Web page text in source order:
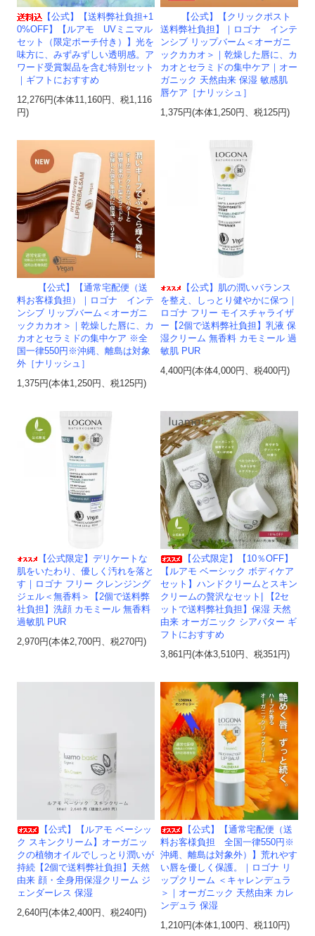
【公式】【送料弊社負担+1
0%OFF】【ルアモ UVミニマル
セット（限定ポーチ付き）】光を
味方に、みずみずしい透明感。ア
ワード受賞製品を含む特別セット
｜ギフトにおすすめ
12,276円(本体11,160円、税1,116
円)
【公式】【クリックポスト
送料弊社負担】｜ロゴナ インテ
ンシブ リップバーム＜オーガニ
ックカカオ＞｜乾燥した唇に、カ
カオとセラミドの集中ケア｜オー
ガニック 天然由来 保湿 敏感肌
唇ケア［ナリッシュ］
1,375円(本体1,250円、税125円)
【公式】【通常宅配便（送
料お客様負担）｜ロゴナ インテ
ンシブ リップバーム＜オーガニ
ックカカオ＞｜乾燥した唇に、カ
カオとセラミドの集中ケア ※全
国一律550円※沖縄、離島は対象
外［ナリッシュ］
1,375円(本体1,250円、税125円)
【公式】肌の潤いバランス
を整え、しっとり健やかに保つ｜
ロゴナ フリー モイスチャライザ
ー【2個で送料弊社負担】乳液 保
湿クリーム 無香料 カモミール 過
敏肌 PUR
4,400円(本体4,000円、税400円)
【公式限定】デリケートな
肌をいたわり、優しく汚れを落と
す｜ロゴナ フリー クレンジング
ジェル＜無香料＞【2個で送料弊
社負担】洗顔 カモミール 無香料
過敏肌 PUR
2,970円(本体2,700円、税270円)
【公式限定】【10％OFF】
【ルアモ ベーシック ボディケア
セット】ハンドクリームとスキン
クリームの贅沢なセット| 【2セ
ットで送料弊社負担】保湿 天然
由来 オーガニック シアバター ギ
フトにおすすめ
3,861円(本体3,510円、税351円)
【公式】【ルアモ ベーシッ
ク スキンクリーム】オーガニッ
クの植物オイルでしっとり潤いが
持続【2個で送料弊社負担】天然
由来 顔・全身用保湿クリーム ジ
ェンダーレス 保湿
2,640円(本体2,400円、税240円)
【公式】【通常宅配便（送
料お客様負担 全国一律550円※
沖縄、離島は対象外）】荒れやす
い唇を優しく保護。｜ロゴナ リ
ップクリーム ＜キャレンデュラ
＞｜オーガニック 天然由来 カレ
ンデュラ 保湿
1,210円(本体1,100円、税110円)